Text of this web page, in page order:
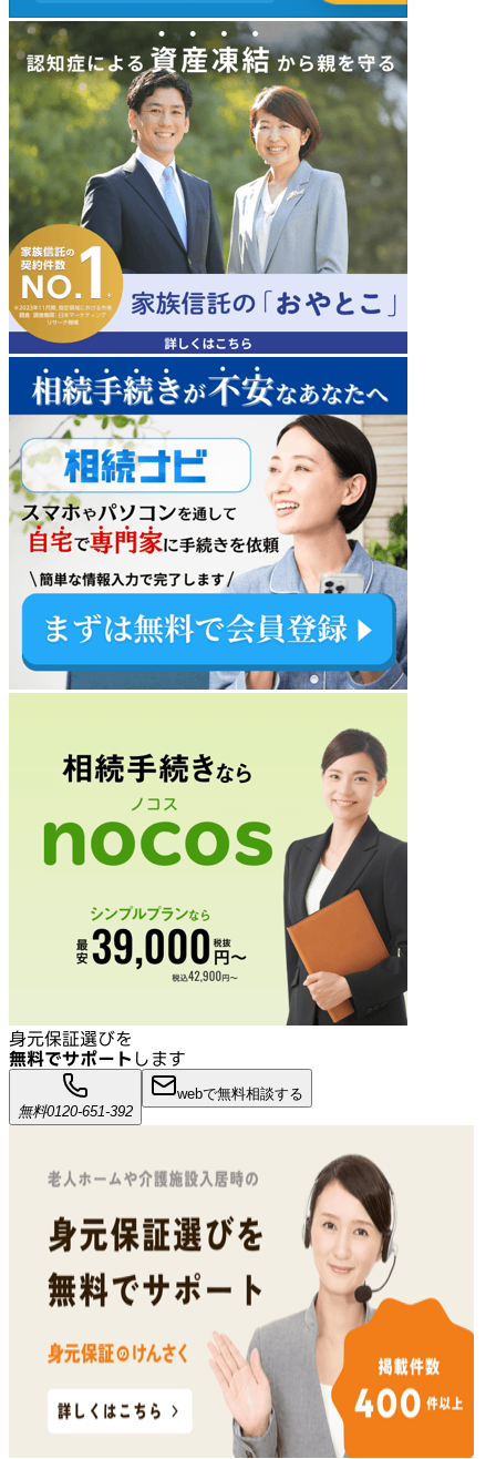
身元保証選びを
無料でサポート します
無料0120-651-392
webで無料相談する